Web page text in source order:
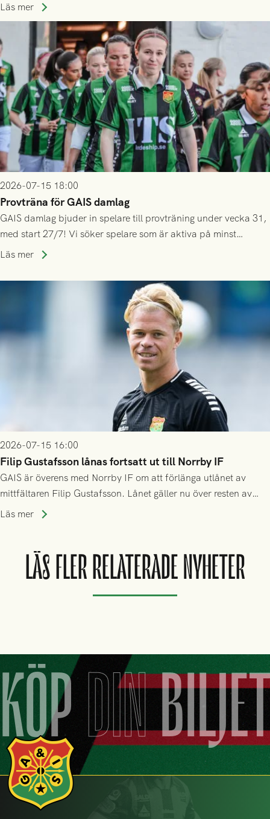
ännu inte har någon biljett kan anmäla ditt intresse. Du kan
inte själv överlåta din biljett till någon annan.
Läs mer
2026-07-15 18:00
Provträna för GAIS damlag
GAIS damlag bjuder in spelare till provträning under vecka 31,
med start 27/7! Vi söker spelare som är aktiva på minst
division 3-nivå.
Läs mer
2026-07-15 16:00
Filip Gustafsson lånas fortsatt ut till Norrby IF
GAIS är överens med Norrby IF om att förlänga utlånet av
mittfältaren Filip Gustafsson. Lånet gäller nu över resten av
säsongen 2026.
Läs mer
LÄS FLER RELATERADE NYHETER
KÖPDIN